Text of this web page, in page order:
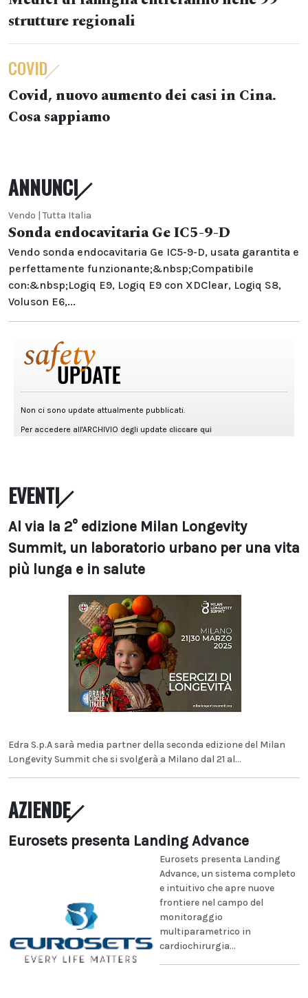
strutture regionali
COVID
Covid, nuovo aumento dei casi in Cina.
Cosa sappiamo
ANNUNCI
Vendo | Tutta Italia
Sonda endocavitaria Ge IC5-9-D
Vendo sonda endocavitaria Ge IC5-9-D, usata garantita e
perfettamente funzionante;&nbsp;Compatibile
con:&nbsp;Logiq E9, Logiq E9 con XDClear, Logiq S8,
Voluson E6,...
EVENTI
Al via la 2° edizione Milan Longevity
Summit, un laboratorio urbano per una vita
più lunga e in salute
Edra S.p.A sarà media partner della seconda edizione del Milan
Longevity Summit che si svolgerà a Milano dal 21 al...
AZIENDE
Eurosets presenta Landing Advance
Eurosets presenta Landing
Advance, un sistema completo
e intuitivo che apre nuove
frontiere nel campo del
monitoraggio
multiparametrico in
cardiochirurgia...